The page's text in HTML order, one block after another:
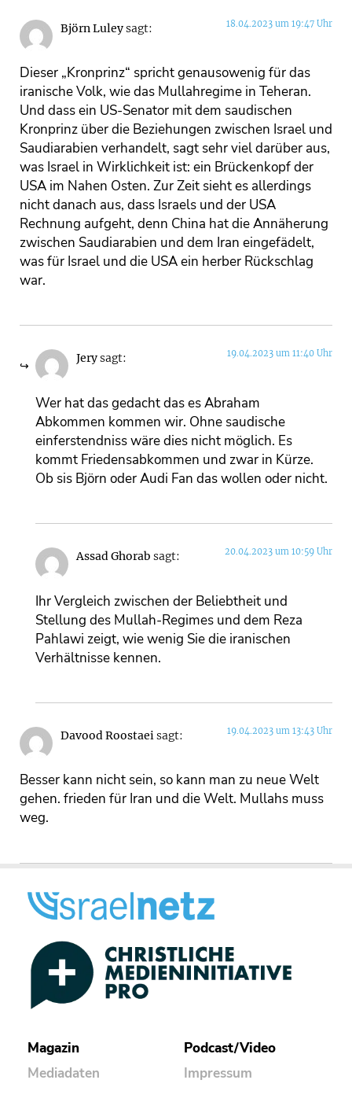
Björn Luleysagt: 18.04.2023 um 19:47 Uhr
Dieser „Kronprinz“ spricht genausowenig für das
iranische Volk, wie das Mullahregime in Teheran.
Und dass ein US-Senator mit dem saudischen
Kronprinz über die Beziehungen zwischen Israel und
Saudiarabien verhandelt, sagt sehr viel darüber aus,
was Israel in Wirklichkeit ist: ein Brückenkopf der
USA im Nahen Osten. Zur Zeit sieht es allerdings
nicht danach aus, dass Israels und der USA
Rechnung aufgeht, denn China hat die Annäherung
zwischen Saudiarabien und dem Iran eingefädelt,
was für Israel und die USA ein herber Rückschlag
war.
Jerysagt: 19.04.2023 um 11:40 Uhr
Wer hat das gedacht das es Abraham
Abkommen kommen wir. Ohne saudische
einferstendniss wäre dies nicht möglich. Es
kommt Friedensabkommen und zwar in Kürze.
Ob sis Björn oder Audi Fan das wollen oder nicht.
Assad Ghorab sagt: 20.04.2023 um 10:59 Uhr
Ihr Vergleich zwischen der Beliebtheit und
Stellung des Mullah-Regimes und dem Reza
Pahlawi zeigt, wie wenig Sie die iranischen
Verhältnisse kennen.
Davood Roostaeisagt: 19.04.2023 um 13:43 Uhr
Besser kann nicht sein, so kann man zu neue Welt
gehen. frieden für Iran und die Welt. Mullahs muss
weg.
Magazin
Mediadaten
Podcast/Video
Impressum